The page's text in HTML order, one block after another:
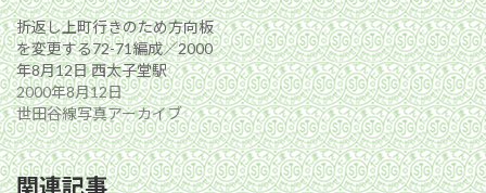
折返し上町行きのため方向板
を変更する72-71編成／2000
年8月12日 西太子堂駅
2000年8月12日
世田谷線写真アーカイブ
関連記事